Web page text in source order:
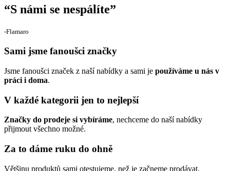
“S námi se nespálíte”
‐Flamaro
Sami jsme fanoušci značky
Jsme fanoušci značek z naší nabídky a sami je používáme u nás v
práci i doma.
V každé kategorii jen to nejlepší
Značky do prodeje si vybíráme, nechceme do naší nabídky
přijmout všechno možné.
Za to dáme ruku do ohně
Většinu produktů sami otestujeme, než je začneme prodávat.